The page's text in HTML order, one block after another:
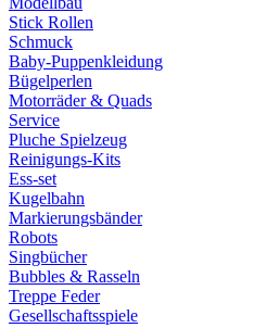
Stick Rollen
Schmuck
Baby-Puppenkleidung
Bügelperlen
Motorräder & Quads
Service
Pluche Spielzeug
Reinigungs-Kits
Ess-set
Kugelbahn
Markierungsbänder
Robots
Singbücher
Bubbles & Rasseln
Treppe Feder
Gesellschaftsspiele